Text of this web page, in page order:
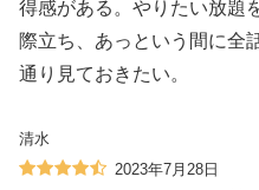
得感がある。やりたい放題
際立ち、あっという間に全
通り見ておきたい。
清水
2023年7月28日